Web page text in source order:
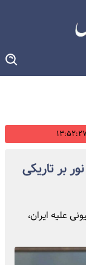
بر تاریکی
علیه ایران،